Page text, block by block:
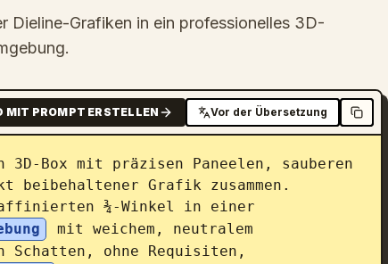
Dieline-Grafiken in ein professionelles 3D-
MIT PROMPT ERSTELLEN Vor der Übersetzung
Box mit präzisen Paneelen, sauberen
Grafik zusammen.
¾-Winkel in einer
mit weichem, neutralem
ohne Requisiten,